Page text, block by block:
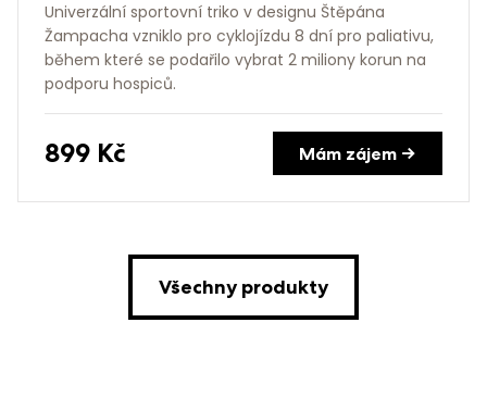
Univerzální sportovní triko v designu Štěpána
Žampacha vzniklo pro cyklojízdu 8 dní pro paliativu,
během které se podařilo vybrat 2 miliony korun na
podporu hospiců.
899 Kč Mám zájem →
Všechny produkty